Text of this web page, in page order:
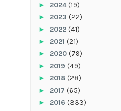
► 2024(19)
► 2023 (22)
► 2022 (41)
► 2021 (21)
► 2020 (79)
► 2019 (49)
► 2018 (28)
► 2017 (65)
► 2016 (333)